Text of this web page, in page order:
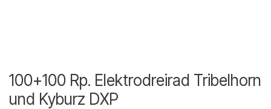
100+100 Rp. Elektrodreirad Tribelhorn
und Kyburz DXP